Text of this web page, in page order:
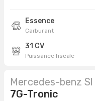
Essence
Carburant
31 CV
Puissance fiscale
Mercedes-benz Sl
7G-Tronic